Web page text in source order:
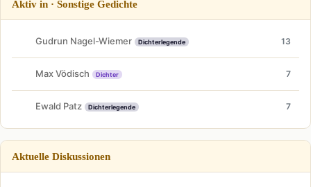
Aktiv in · Sonstige Gedichte
Gudrun Nagel-Wiemer Dichterlegende 13
Max Vödisch Dichter 7
Ewald Patz Dichterlegende 7
Aktuelle Diskussionen